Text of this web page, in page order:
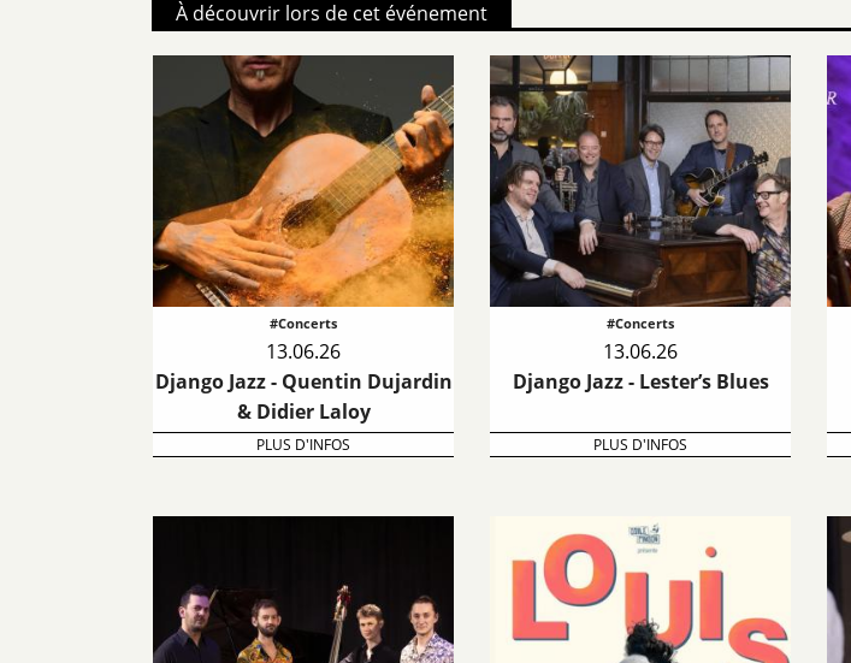
À découvrir lors de cet événement
#Concerts
13.06.26
Django Jazz - Quentin Dujardin
& Didier Laloy
PLUS D'INFOS
#Concerts
13.06.26
Django Jazz - Lester’s Blues
PLUS D'INFOS